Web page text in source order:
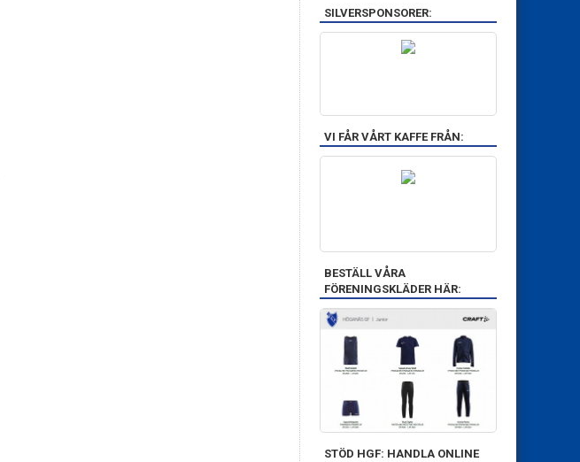
SILVERSPONSORER:
VI FÅR VÅRT KAFFE FRÅN:
BESTÄLL VÅRA
FÖRENINGSKLÄDER HÄR:
STÖD HGF: HANDLA ONLINE